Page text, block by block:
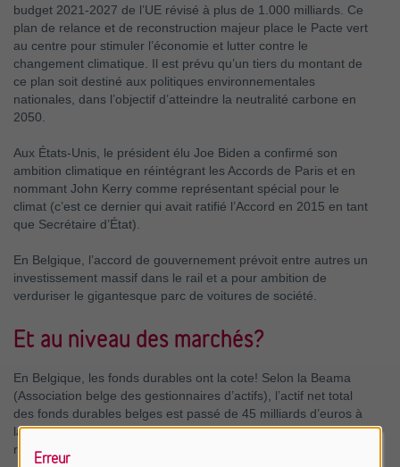
budget 2021-2027 de l’UE révisé à plus de 1.000 milliards. Ce
plan de relance et de reconstruction majeur place le Pacte vert
au centre pour stimuler l’économie et lutter contre le
changement climatique. Il est prévu qu’un tiers du montant de
ce plan soit destiné aux politiques environnementales
nationales, dans l’objectif d’atteindre la neutralité carbone en
2050.
Aux États-Unis, le président élu Joe Biden a confirmé son
ambition climatique en réintégrant les Accords de Paris et en
nommant John Kerry comme représentant spécial pour le
climat (c’est ce dernier qui avait ratifié l’Accord en 2015 en tant
que Secrétaire d’État).
En Belgique, l’accord de gouvernement prévoit entre autres un
investissement massif dans le rail et a pour ambition de
verduriser le gigantesque parc de voitures de société.
Et au niveau des marchés?
En Belgique, les fonds durables ont la cote! Selon la Beama
(Association belge des gestionnaires d’actifs), l’actif net total
des fonds durables belges est passé de 45 milliards d’euros à
la fin 2019 à 57 milliards d’euros à la fin juin 2020, ce qui
représente une croissance de 26,5% en six mois.
Erreur